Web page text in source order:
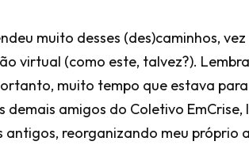
muito desses (des)caminhos,
virtual (como este, talvez?).
muito tempo que estava
demais amigos do Coletivo
reorganizando meu próprio